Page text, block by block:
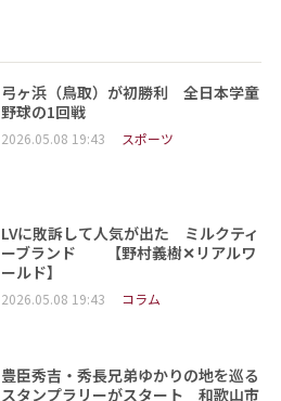
弓ヶ浜（鳥取）が初勝利 全日本学童
野球の1回戦
2026.05.08 19:43 スポーツ
LVに敗訴して人気が出た ミルクティ
ーブランド 【野村義樹✕リアルワ
ールド】
2026.05.08 19:43 コラム
豊臣秀吉・秀長兄弟ゆかりの地を巡る
スタンプラリーがスタート 和歌山市